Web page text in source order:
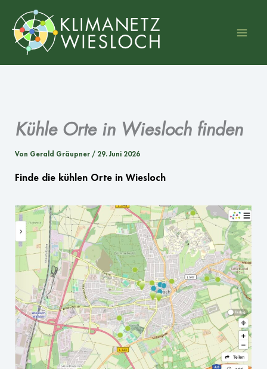
Inhalt
springen
Kühle Orte in Wiesloch finden
Von Gerald Gräupner / 29. Juni 2026
Finde die kühlen Orte in Wiesloch